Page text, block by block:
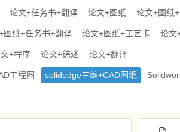
论文+任务书+翻译 论文+图纸 论文+图纸
图纸+任务书+翻译 论文+图纸+工艺卡 论文
+程序 论文+综述 论文+翻译
工程图 solidedge三维+CAD图纸